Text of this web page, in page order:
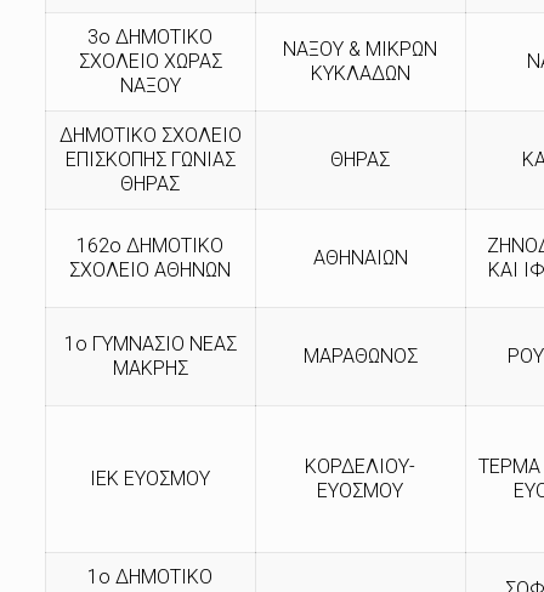
3ο ΔΗΜΟΤΙΚΟ
ΣΧΟΛΕΙΟ ΧΩΡΑΣ
ΝΑΞΟΥ
ΝΑΞΟΥ & ΜΙΚΡΩΝ
ΚΥΚΛΑΔΩΝ
ΔΗΜΟΤΙΚΟ ΣΧΟΛΕΙΟ
ΕΠΙΣΚΟΠΗΣ ΓΩΝΙΑΣ
ΘΗΡΑΣ
ΘΗΡΑΣ
162ο ΔΗΜΟΤΙΚΟ
ΣΧΟΛΕΙΟ ΑΘΗΝΩΝ
ΑΘΗΝΑΙΩΝ
ΚΑΙ
1ο ΓΥΜΝΑΣΙΟ ΝΕΑΣ
ΜΑΚΡΗΣ
ΜΑΡΑΘΩΝΟΣ
ΙΕΚ ΕΥΟΣΜΟΥ
ΚΟΡΔΕΛΙΟΥ-
ΕΥΟΣΜΟΥ
ΤΕΡΜΑ
1ο ΔΗΜΟΤΙΚΟ